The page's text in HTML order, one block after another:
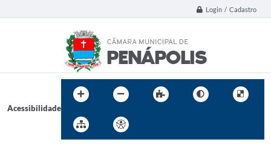
Login / Cadastro
Acessibilidade